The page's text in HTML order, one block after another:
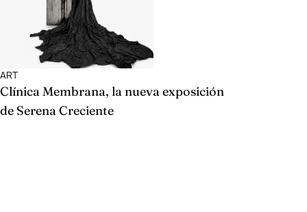
ART
Clínica Membrana, la nueva exposición
de Serena Creciente